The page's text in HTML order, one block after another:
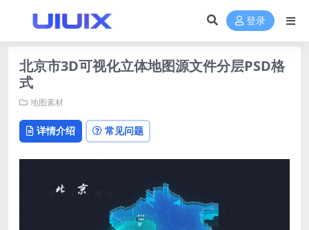
登录
北京市3D可视化立体地图源文件分层PSD格
式
地图素材
详情介绍 常见问题